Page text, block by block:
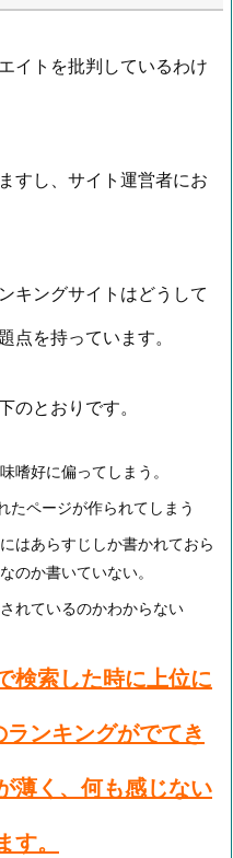
イトを批判しているわけ
すし、サイト運営者にお
キングサイトはどうして
点を持っています。
のとおりです。
嗜好に偏ってしまう。
たページが作られてしまう
はあらすじしか書かれておら
のか書いていない。
れているのかわからない
検索した時に上位に
ンキングがでてき
薄く、何も感じない
。